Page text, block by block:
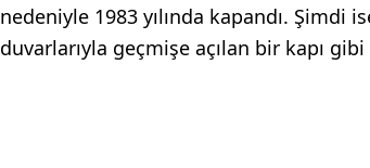
nedeniyle 1983 yılında kapandı. Şimdi
duvarlarıyla geçmişe açılan bir kapı